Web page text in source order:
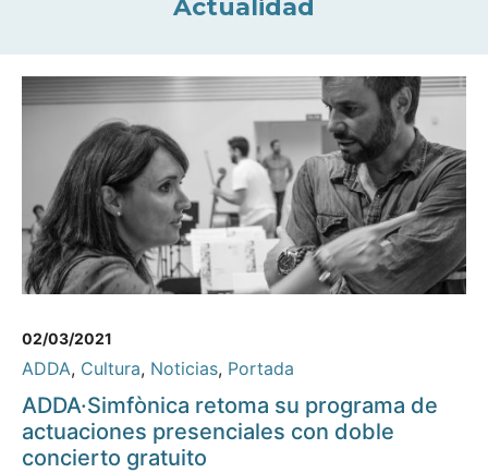
Actualidad
02/03/2021
ADDA, Cultura, Noticias, Portada
ADDA·Simfònica retoma su programa de
actuaciones presenciales con doble
concierto gratuito